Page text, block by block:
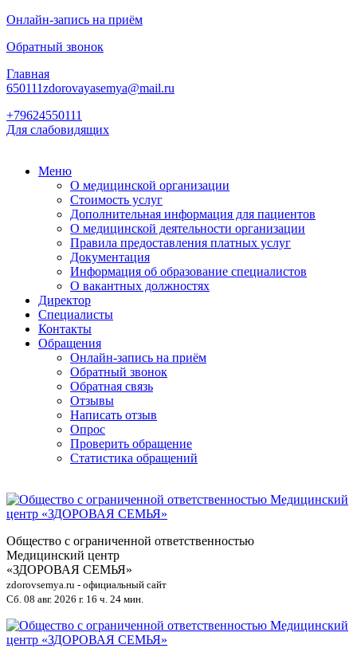
Онлайн-запись на приём
Обратный звонок
Главная
650111zdorovayasemya@mail.ru
+79624550111
Для слабовидящих
Меню
О медицинской организации
Стоимость услуг
Дополнительная информация для пациентов
О медицинской деятельности организации
Правила предоставления платных услуг
Документация
Информация об образование специалистов
О вакантных должностях
Директор
Специалисты
Контакты
Обращения
Онлайн-запись на приём
Обратный звонок
Обратная связь
Отзывы
Написать отзыв
Опрос
Проверить обращение
Статистика обращений
Общество с ограниченной ответственностью
Медицинский центр
«ЗДОРОВАЯ СЕМЬЯ»
zdorovsemya.ru - официальный сайт
Сб. 08 авг. 2026 г. 16 ч. 24 мин.